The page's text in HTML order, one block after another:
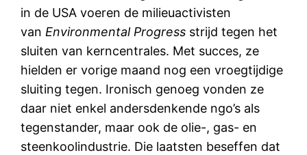
in de USA voeren de milieuactivisten
van Environmental Progress strijd tegen het
sluiten van kerncentrales. Met succes, ze
hielden er vorige maand nog een vroegtijdige
sluiting tegen. Ironisch genoeg vonden ze
daar niet enkel andersdenkende ngo’s als
tegenstander, maar ook de olie-, gas- en
steenkoolindustrie. Die laatsten beseffen dat